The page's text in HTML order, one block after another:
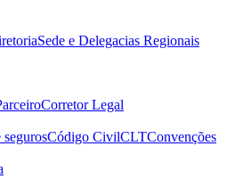
Sede e Delegacias Regionais
Corretor Legal
segurosCódigo CivilCLTConvenções